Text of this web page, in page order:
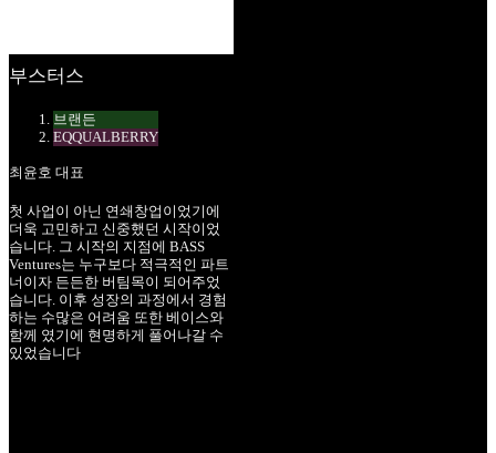
부스터스
브랜든
EQQUALBERRY
최윤호 대표
첫 사업이 아닌 연쇄창업이었기에
더욱 고민하고 신중했던 시작이었
습니다. 그 시작의 지점에 BASS
Ventures는 누구보다 적극적인 파트
너이자 든든한 버팀목이 되어주었
습니다. 이후 성장의 과정에서 경험
하는 수많은 어려움 또한 베이스와
함께 였기에 현명하게 풀어나갈 수
있었습니다